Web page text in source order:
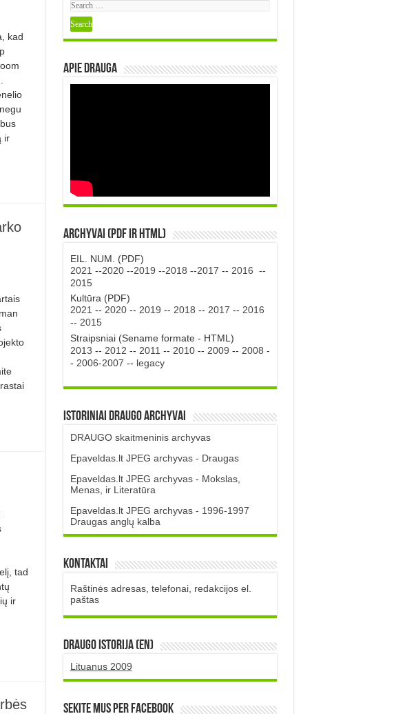
kad
ir
tad
ir
Apie DRAUGA
Archyvai (PDF ir HTML)
EIL. NUM. (PDF)
2021 --2020--2019 --2018 --2017 -- 2016 --
2015
Kultūra (PDF)
2021 -- 2020-- 2019 -- 2018 -- 2017 -- 2016
-- 2015
Straipsniai (Sename formate - HTML)
2013 -- 2012 -- 2011 -- 2010-- 2009 -- 2008 -
- 2006-2007 -- legacy
Istoriniai DRAUGO Archyvai
DRAUGO skaitmeninis archyvas
Epaveldas.lt JPEG archyvas - Draugas
Epaveldas.lt JPEG archyvas - Mokslas,
Menas, ir Literatūra
Epaveldas.lt JPEG archyvas - 1996-1997
Draugas anglų kalba
Kontaktai
Raštinės adresas, telefonai, redakcijos el.
paštas
DRAUGO istorija (EN)
Lituanus 2009
Sekite mus per Facebook